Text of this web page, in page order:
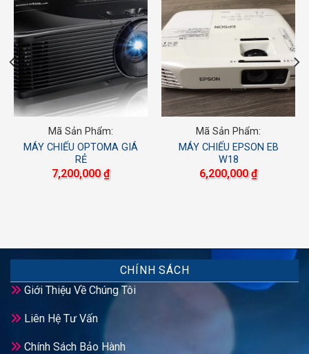
Mã Sản Phẩm:
MÁY CHIẾU OPTOMA GIÁ
RẺ
7,200,000₫
Mã Sản Phẩm:
MÁY CHIẾU EPSON EB
W18
6,200,000₫
CHÍNH SÁCH
Giới Thiệu Về Chúng Tôi
Liên Hệ Tư Vấn
Chính Sách Bảo Hành